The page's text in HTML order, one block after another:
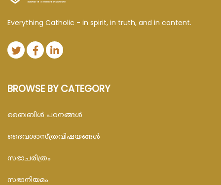
Everything Catholic - in spirit, in truth, and in content.
BROWSE BY CATEGORY
ബൈബിള്‍ പഠനങ്ങള്‍
ദൈവശാസ്ത്രവിഷയങ്ങള്‍
സഭാചരിത്രം
സഭാനിയമം